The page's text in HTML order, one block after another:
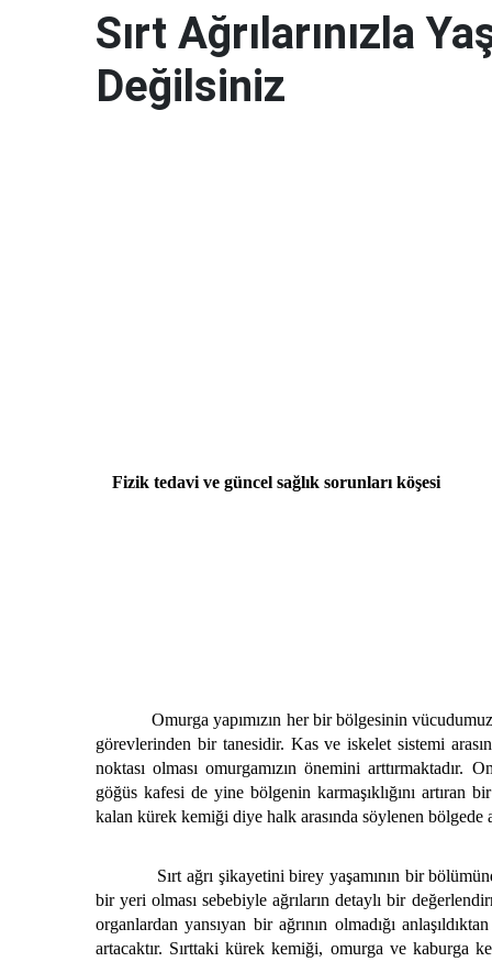
Sırt Ağrılarınızla
Değilsiniz
Fizik tedavi ve güncel sağlık sorunları köşesi
Omurga yapımızın her bir bölgesinin
görevlerinden bir tanesidir. Kas ve iskelet sistemi
noktası olması omurgamızın önemini arttırmaktadır.
göğüs kafesi de yine bölgenin karmaşıklığını artıran
kalan kürek kemiği diye halk arasında söylenen bölgede
Sırt ağrı şikayetini birey yaşamının bir bölümünde
bir yeri olması sebebiyle ağrıların detaylı bir
organlardan yansıyan bir ağrının olmadığı
artacaktır. Sırttaki kürek kemiği, omurga ve kaburga